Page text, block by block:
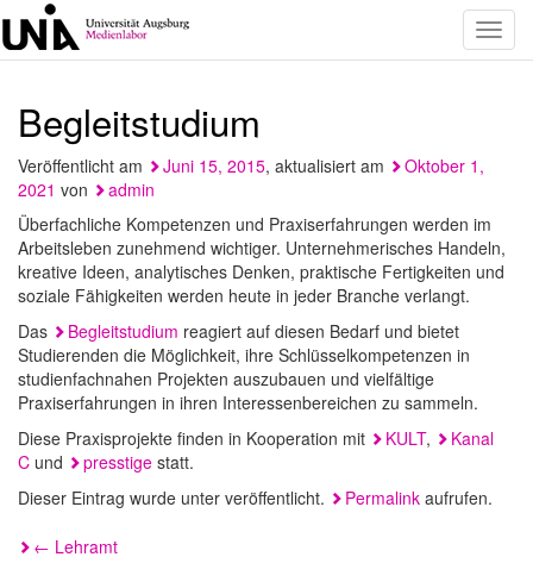
Begleitstudium
Veröffentlicht am Juni 15, 2015, aktualisiert am
Oktober 1,
2021 von
admin
Überfachliche Kompetenzen und Praxiserfahrungen werden im
Arbeitsleben zunehmend wichtiger. Unternehmerisches Handeln,
kreative Ideen, analytisches Denken, praktische Fertigkeiten und
soziale Fähigkeiten werden heute in jeder Branche verlangt.
Das
Begleitstudium reagiert auf diesen Bedarf und bietet
Studierenden die Möglichkeit, ihre Schlüsselkompetenzen in
studienfachnahen Projekten auszubauen und vielfältige
Praxiserfahrungen in ihren Interessenbereichen zu sammeln.
Diese Praxisprojekte finden in Kooperation mit
KULT,
Kanal
C und presstige statt.
Dieser Eintrag wurde unter veröffentlicht.
Permalink aufrufen.
Beitragsnavigation
← Lehramt